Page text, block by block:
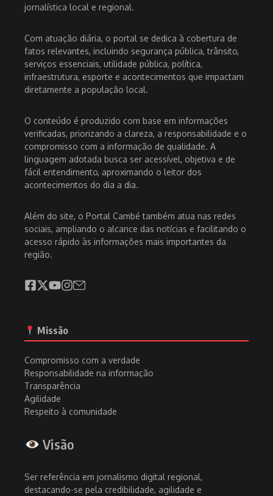
jornalística local e regional.
Com atuação diária, o portal se dedica à cobertura de
fatos relevantes, incluindo segurança pública, trânsito,
serviços essenciais, utilidade pública, política,
infraestrutura, esporte e acontecimentos que impactam
diretamente a população local.
O conteúdo é produzido com base em informações
verificadas, priorizando a clareza, a responsabilidade e o
compromisso com a informação de qualidade. A
linguagem adotada busca ser acessível, objetiva e de
fácil entendimento, aproximando o leitor dos
acontecimentos do dia a dia.
Além do site, o Portal Cambé também atua nas redes
sociais, ampliando o alcance das notícias e facilitando o
acesso rápido às informações mais importantes da
região.
Missão
Compromisso com a verdade
Responsabilidade na informação
Transparência
Agilidade
Respeito à comunidade
Visão
Ser referência em jornalismo digital regional,
destacando-se pela credibilidade, agilidade e